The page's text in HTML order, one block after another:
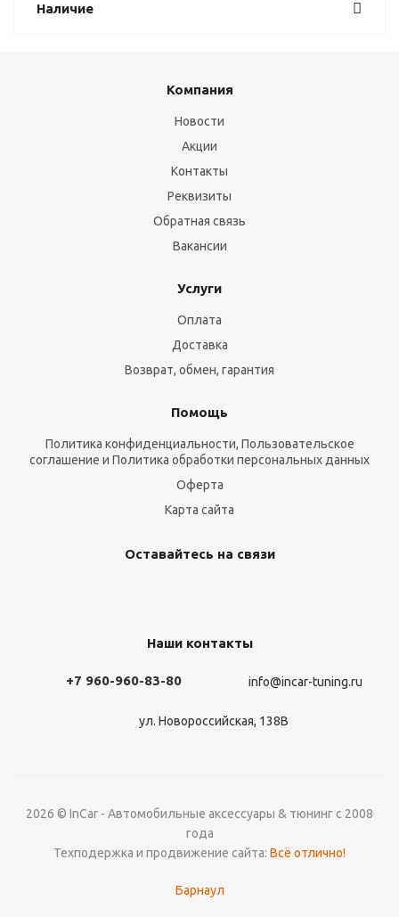
Наличие
Компания
Новости
Акции
Контакты
Реквизиты
Обратная связь
Вакансии
Услуги
Оплата
Доставка
Возврат, обмен, гарантия
Помощь
Политика конфиденциальности, Пользовательское
соглашение и Политика обработки персональных данных
Оферта
Карта сайта
Оставайтесь на связи
Наши контакты
+7 960-960-83-80 info@incar-tuning.ru
ул. Новороссийская, 138В
2026 © InCar - Автомобильные аксессуары & тюнинг с 2008
года
Техподержка и продвижение сайта: Всё отлично!
Барнаул